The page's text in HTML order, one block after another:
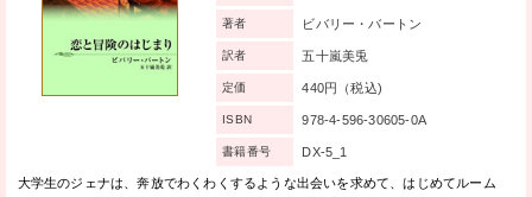
大学生のジェナは、奔放でわくわくするような出会いを求めて、はじめてルーム
著者 ビバリー・バートン
訳者 五十嵐美兎
定価 440円（税込)
ISBN 978-4-596-30605-0A
書籍番号 DX-5_1